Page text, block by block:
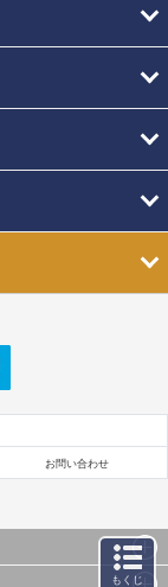
お問い合わせ
もくじ